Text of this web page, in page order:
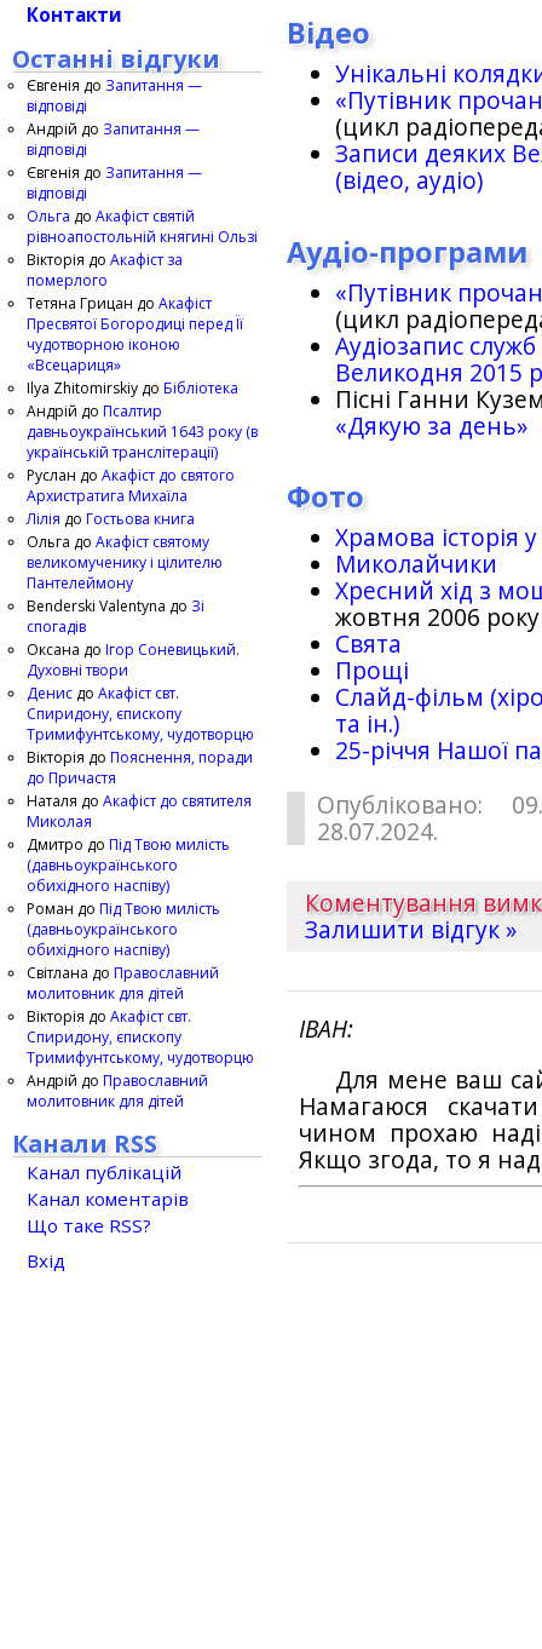
Відео
Унікальні
«Путівник
(цикл
Записи деяких
(відео, аудіо)
Аудіо-програми
«Путівник
(цикл
Аудіозапис
Великодня 2015
Пісні Ганни
«Дякую за день»
Фото
Храмова історія
Миколайчики
Хресний хід з
жовтня 2006 року
Свята
Прощі
Слайд-фільм
та ін.)
25-рiччя Нашої
Опубліковано:
28.07.2024.
Коментування
Залишити відгук »
ІВАН
Для мене ваш
Намагаюся
чином прохаю
Якщо згода, то я
Контакти
Останні відгуки
Євгенія до Запитання —
відповіді
Андрій до Запитання —
відповіді
Євгенія до Запитання —
відповіді
Ольга до Акафіст святій
рівноапостольній княгині Ользі
Вікторія до Акафіст за
померлого
Тетяна Грицан до Акафіст
Пресвятої Богородиці перед Її
чудотворною іконою
«Всецариця»
Ilya Zhitomirskiy до Бібліотека
Андрій до Псалтир
давньоукраїнський 1643 року (в
українській транслітерації)
Руслан до Акафіст до святого
Архистратига Михаїла
Лілія до Гостьова книга
Ольга до Акафіст святому
великомученику і цілителю
Пантелеймону
Benderski Valentyna до Зі
спогадів
Оксана до Ігор Соневицький.
Духовні твори
Денис до Акафіст свт.
Спиридону, єпископу
Тримифунтському, чудотворцю
Вікторія до Пояснення, поради
до Причастя
Наталя до Акафіст до святителя
Миколая
Дмитро до Під Твою милість
(давньоукраїнського
обихідного наспіву)
Роман до Під Твою милість
(давньоукраїнського
обихідного наспіву)
Світлана до Православний
молитовник для дітей
Вікторія до Акафіст свт.
Спиридону, єпископу
Тримифунтському, чудотворцю
Андрій до Православний
молитовник для дітей
Канали RSS
Канал публікацій
Канал коментарів
Що таке RSS?
Вхід